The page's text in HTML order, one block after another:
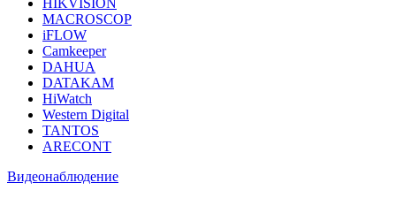
HIKVISION
MACROSCOP
iFLOW
Camkeeper
DAHUA
DATAKAM
HiWatch
Western Digital
TANTOS
ARECONT
Видеонаблюдение